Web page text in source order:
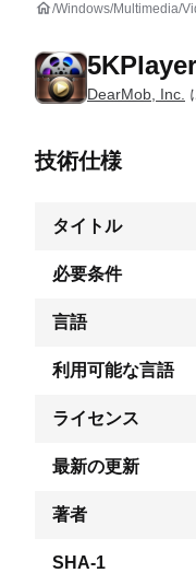
Windows Multimedia
5KPlayer
DearMob, Inc.
技術仕様
タイトル
必要条件
言語
利用可能な言語
ライセンス
最新の更新
著者
SHA-1